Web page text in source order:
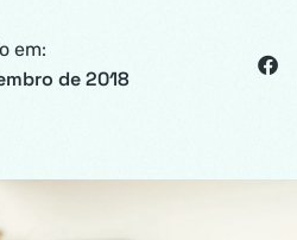
em:
de 2018